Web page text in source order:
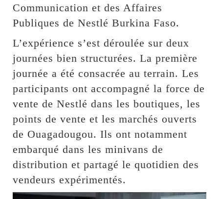
Communication et des Affaires
Publiques de Nestlé Burkina Faso.
L’expérience s’est déroulée sur deux
journées bien structurées. La première
journée a été consacrée au terrain. Les
participants ont accompagné la force de
vente de Nestlé dans les boutiques, les
points de vente et les marchés ouverts
de Ouagadougou. Ils ont notamment
embarqué dans les minivans de
distribution et partagé le quotidien des
vendeurs expérimentés.